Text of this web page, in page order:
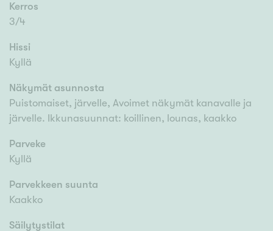
Kerros
3/4
Hissi
Kyllä
Näkymät asunnosta
Puistomaiset, järvelle, Avoimet näkymät kanavalle ja
järvelle. Ikkunasuunnat: koillinen, lounas, kaakko
Parveke
Kyllä
Parvekkeen suunta
Kaakko
Säilytystilat